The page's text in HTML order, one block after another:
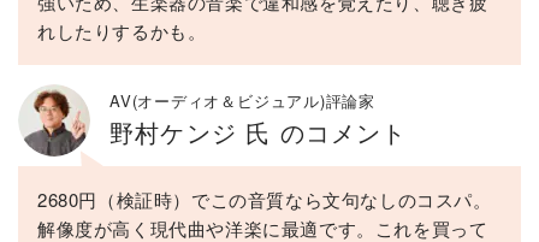
れしたりするかも。
AV(オーディオ＆ビジュアル)評論家
野村ケンジ 氏 のコメント
2680円（検証時）でこの音質なら文句なしのコスパ。
解像度が高く現代曲や洋楽に最適です。これを買って